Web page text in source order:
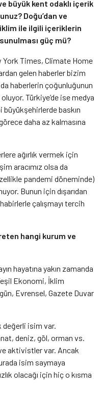
büyük kent odaklı içerik
Doğu’dan ve
ile ilgili içeriklerin
güç mü?
York Times, Climate Home
gelen haberler bizim
haberlerin çoğunluğunun
Türkiye’de ise medya
büyükşehirlerde baskın
daha az kalmasına
ağırlık vermek için
aracımız olsa da
pandemi döneminde)
Bunun için dışarıdan
çalışmayı tercih
hangi kurum ve
hayatına yakın zamanda
Ekonomi, İklim
Evrensel, Gazete Duvar
isim var.
deniz, göl, orman vs.
aktivistler var. Ancak
isim saymaya
olacağı için hiç o kısma